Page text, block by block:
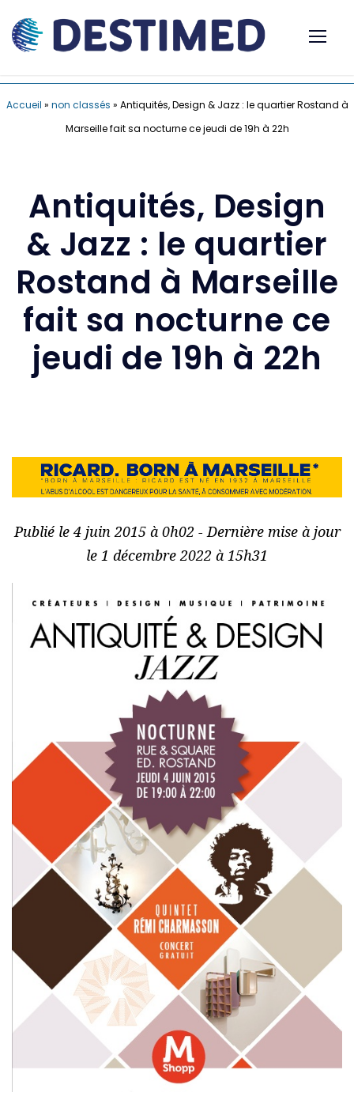
Accueil » non classés » Antiquités, Design & Jazz : le quartier Rostand à
Marseille fait sa nocturne ce jeudi de 19h à 22h
Antiquités, Design
& Jazz : le quartier
Rostand à Marseille
fait sa nocturne ce
jeudi de 19h à 22h
Publié le 4 juin 2015 à 0h02 - Dernière mise à jour
le 1 décembre 2022 à 15h31